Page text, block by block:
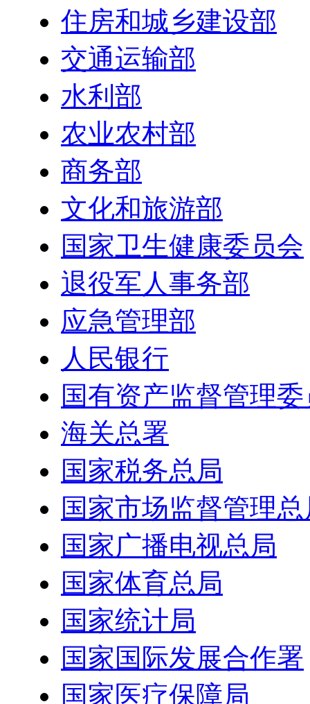
住房和城乡建设部
交通运输部
水利部
农业农村部
商务部
文化和旅游部
国家卫生健康委员会
退役军人事务部
应急管理部
人民银行
国有资产监督管理
海关总署
国家税务总局
国家市场监督管理
国家广播电视总局
国家体育总局
国家统计局
国家国际发展合作署
国家医疗保障局